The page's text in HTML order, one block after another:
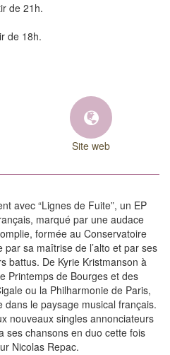
de 21h.
de 18h.
Site web
avec “Lignes de Fuite”, un EP
marqué par une audace
formée au Conservatoire
sa maîtrise de l’alto et par ses
battus. De Kyrie Kristmanson à
Printemps de Bourges et des
ou la Philharmonie de Paris,
le paysage musical français.
nouveaux singles annonciateurs
ses chansons en duo cette fois
Nicolas Repac.